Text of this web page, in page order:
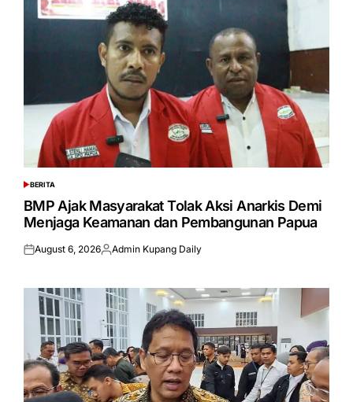
POSTED
IN
BERITA
BMP Ajak Masyarakat Tolak Aksi Anarkis Demi
Menjaga Keamanan dan Pembangunan Papua
Posted
August 6, 2026Posted
Admin Kupang Daily